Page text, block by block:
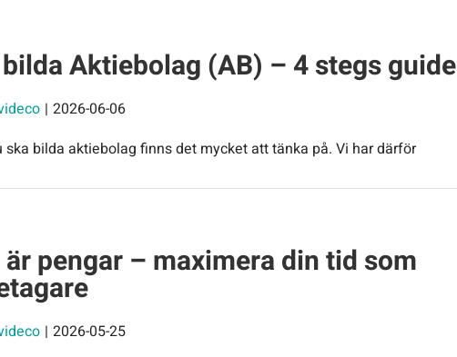
Aktiebolag (AB) – 4 stegs guide
| 2026-06-06
ska bilda aktiebolag finns det mycket att tänka på. Vi har därför
pengar – maximera din tid som
| 2026-05-25